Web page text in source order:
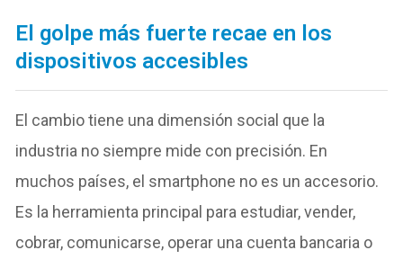
El golpe más fuerte recae en los
dispositivos accesibles
El cambio tiene una dimensión social que la
industria no siempre mide con precisión. En
muchos países, el smartphone no es un accesorio.
Es la herramienta principal para estudiar, vender,
cobrar, comunicarse, operar una cuenta bancaria o